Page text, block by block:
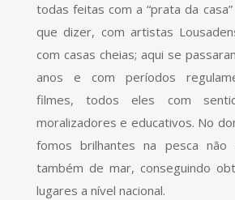
todas feitas com a “prata da
que dizer, com artistas
com casas cheias; aqui se
anos e com períodos
filmes, todos eles com
moralizadores e educativos. No
fomos brilhantes na pesca
também de mar, conseguindo
lugares a nível nacional.